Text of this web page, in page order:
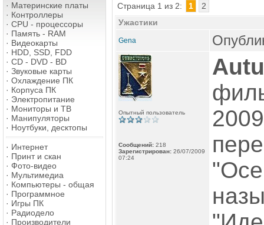
· Материнские платы
· Контроллеры
· CPU - процессоры
· Память - RAM
· Видеокарты
· HDD, SSD, FDD
· CD - DVD - BD
· Звуковые карты
· Охлаждение ПК
· Корпуса ПК
· Электропитание
· Мониторы и ТВ
· Манипуляторы
· Ноутбуки, десктопы
· Интернет
· Принт и скан
· Фото-видео
· Мультимедиа
· Компьютеры - общая
· Программное
· Игры ПК
· Радиодело
· Производители
Страница 1 из 2: 1
2
Ужастики
Gena
Опытный пользователь
Сообщений: 218
Зарегистрирован: 26/07/2009
07:24